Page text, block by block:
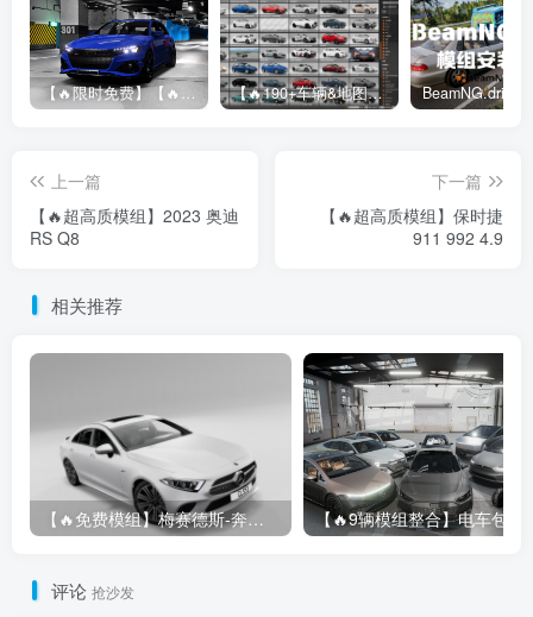
【🔥限时免费】【🔥超高质模组】2022 奥迪 A4/S4/RS4 Avant 2.61 【🔥190+车辆&地图】BeamNG整合包
上一篇
【🔥超高质模组】2023 奥迪
RS Q8
下一篇
【🔥超高质模组】保时捷
911 992 4.9
相关推荐
【🔥免费模组】梅赛德斯-奔驰CLS53 [免费]
评论 抢沙发